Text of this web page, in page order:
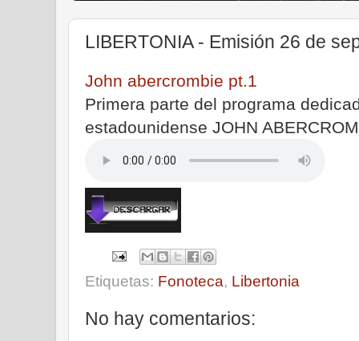
LIBERTONIA - Emisión 26 de
John abercrombie pt.1
Primera parte del programa
estadounidense JOHN
Etiquetas: Fonoteca, Libertonia
No hay comentarios: